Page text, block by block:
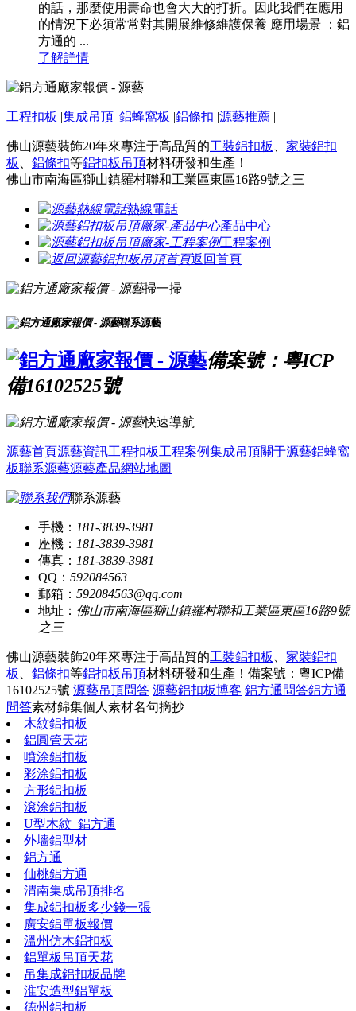
的話，那麼使用壽命也會大大的打折。因此我們在應用
的情況下必須常常對其開展維修維護保養 應用場景 ：鋁
方通的 ...
了解詳情
工程扣板 集成吊頂 鋁蜂窩板 鋁條扣 源藝推薦
佛山源藝裝飾20年來專注于高品質的工裝鋁扣板 、 家裝鋁扣
板 、 鋁條扣等鋁扣板吊頂材料研發和生產！
佛山市南海區獅山鎮羅村聯和工業區東區16路9號之三
熱線電話
產品中心
工程案例
返回首頁
掃一掃
聯系源藝
備案號：粵ICP
備16102525號
快速導航
源藝首頁源藝資訊工程扣板工程案例集成吊頂關于源藝鋁蜂窩
板聯系源藝源藝產品網站地圖
聯系源藝
手機： 181-3839-3981
座機： 181-3839-3981
傳真： 181-3839-3981
QQ： 592084563
郵箱： 592084563@qq.com
地址： 佛山市南海區獅山鎮羅村聯和工業區東區16路9號
之三
佛山源藝裝飾20年來專注于高品質的工裝鋁扣板
家裝鋁扣
板
鋁條扣等鋁扣板吊頂材料研發和生產！ 備案號：粵ICP備
16102525號 源藝吊頂問答 源藝鋁扣板博客 鋁方通問答鋁方通
問答素材錦集個人素材名句摘抄
木紋鋁扣板
鋁圓管天花
噴涂鋁扣板
彩涂鋁扣板
方形鋁扣板
滾涂鋁扣板
U型木紋_鋁方通
外墻鋁型材
鋁方通
仙桃鋁方通
渭南集成吊頂排名
集成鋁扣板多少錢一張
廣安鋁單板報價
溫州仿木鋁扣板
鋁單板吊頂天花
吊集成鋁扣板品牌
淮安造型鋁單板
德州鋁扣板